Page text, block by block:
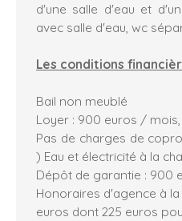
d'une salle d'eau et
avec salle d'eau, wc
Les conditions
Bail non meublé
Loyer : 900 euros / mois,
Pas de charges de
) Eau et électricité à la
Dépôt de garantie : 900
Honoraires d'agence à
euros dont 225 euros